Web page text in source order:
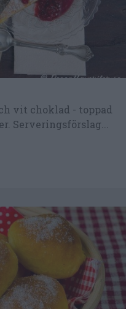
vit choklad - toppad
Serveringsförslag...